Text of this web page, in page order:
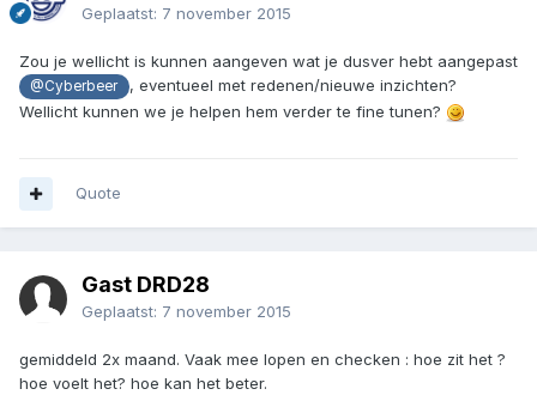
Geplaatst: 7 november 2015
Zou je wellicht is kunnen aangeven wat je dusver hebt aangepast
@Cyberbeer
, eventueel met redenen/nieuwe inzichten?
Wellicht kunnen we je helpen hem verder te fine tunen?
Quote
Gast DRD28
Geplaatst: 7 november 2015
gemiddeld 2x maand. Vaak mee lopen en checken : hoe zit het ?
hoe voelt het? hoe kan het beter.